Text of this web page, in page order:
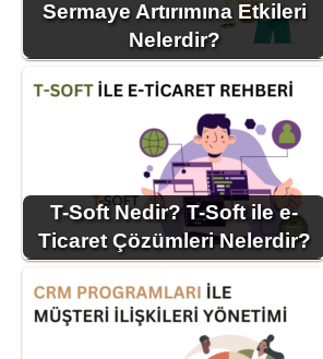
Sermaye Artırımına Etkileri
Nelerdir?
T-Soft Nedir? T-Soft ile e-
Ticaret Çözümleri Nelerdir?